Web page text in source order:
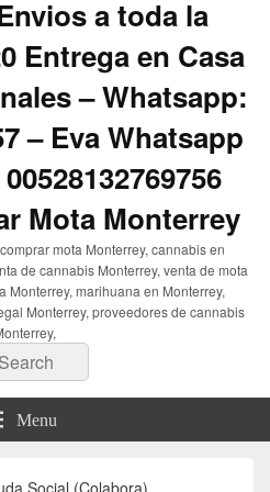
a toda la
Entrega en Casa
– Whatsapp:
– Eva Whatsapp
Mota Monterrey
mota Monterrey, cannabis en
de cannabis Monterrey, venta de mota
Monterrey, marihuana en Monterrey,
Monterrey, proveedores de cannabis
Search
Menu
Social (Colabora)